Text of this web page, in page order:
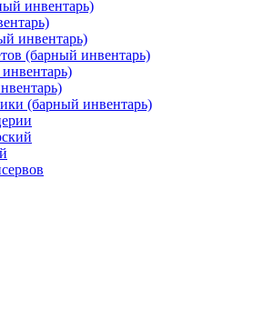
инвентарь)
инвентарь)
(барный инвентарь)
(барный инвентарь)